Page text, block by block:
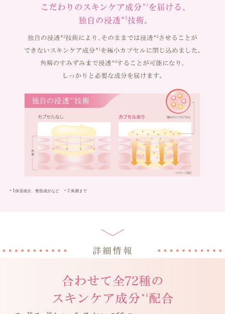
＊1保湿成分、整肌成分など ＊2 角層まで